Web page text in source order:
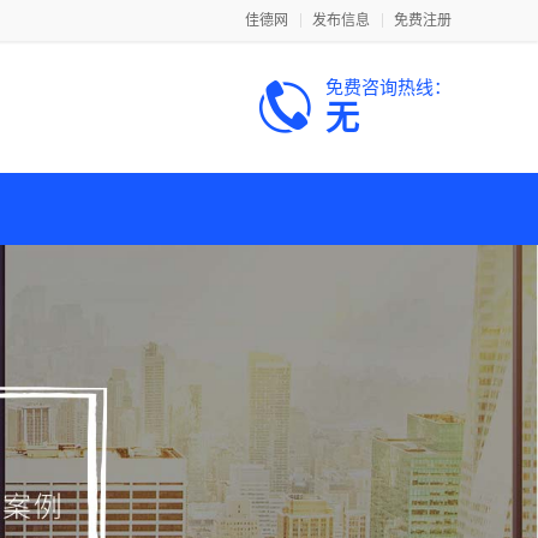
佳德网 发布信息 免费注册
免费咨询热线：
无